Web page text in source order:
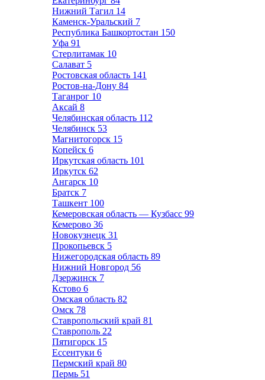
Нижний Тагил 14
Каменск-Уральский 7
Республика Башкортостан 150
Уфа 91
Стерлитамак 10
Салават 5
Ростовская область 141
Ростов-на-Дону 84
Таганрог 10
Аксай 8
Челябинская область 112
Челябинск 53
Магнитогорск 15
Копейск 6
Иркутская область 101
Иркутск 62
Ангарск 10
Братск 7
Ташкент 100
Кемеровская область — Кузбасс 99
Кемерово 36
Новокузнецк 31
Прокопьевск 5
Нижегородская область 89
Нижний Новгород 56
Дзержинск 7
Кстово 6
Омская область 82
Омск 78
Ставропольский край 81
Ставрополь 22
Пятигорск 15
Ессентуки 6
Пермский край 80
Пермь 51